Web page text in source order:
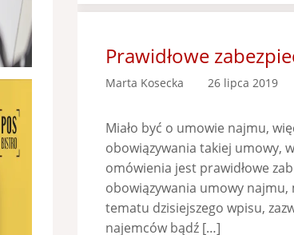
Prawidłowe
Marta Kosecka 26 lipca 2019
Miało być o umowie najmu,
obowiązywania takiej umowy,
omówienia jest prawidłowe
obowiązywania umowy najmu,
tematu dzisiejszego wpisu,
najemców bądź […]